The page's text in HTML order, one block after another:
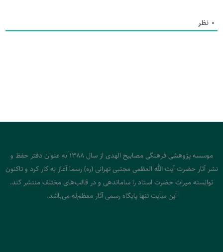
0 نظر
موسسه پژوهشی فرهنگی مصابیح الهدی از سال 1388 به عنوان دفتر حفظ و
نشر آثار حضرت آیت الله العظمی مجتبی تهرانی (ره) رسما آغاز به کار کرد و تاکنون
توانسته میراث حضرت استاد را ساماندهی و در قالب‌های مختلف منتشر کند.
این سایت تنها پایگاه رسمی آثار معظم‌له می‌باشد.